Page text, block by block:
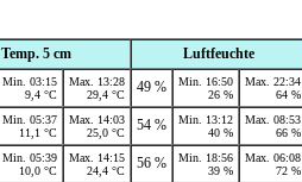
Temp. 5 cm Luftfeuchte
Min. 03:15
9,4 °C
Max. 13:28
29,4 °C
49 %
Min. 16:50
26 %
Max. 22:34
64 %
Min. 05:37
11,1 °C
Max. 14:03
25,0 °C
54 %
Min. 13:12
40 %
Max. 08:53
66 %
Min. 05:39
10,0 °C
Max. 14:15
24,4 °C
56 %
Min. 18:56
39 %
Max. 06:08
72 %